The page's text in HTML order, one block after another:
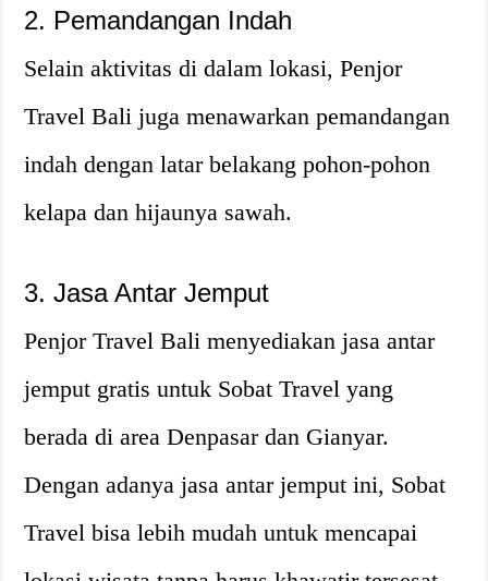
2. Pemandangan Indah
Selain aktivitas di dalam lokasi, Penjor
Travel Bali juga menawarkan pemandangan
indah dengan latar belakang pohon-pohon
kelapa dan hijaunya sawah.
3. Jasa Antar Jemput
Penjor Travel Bali menyediakan jasa antar
jemput gratis untuk Sobat Travel yang
berada di area Denpasar dan Gianyar.
Dengan adanya jasa antar jemput ini, Sobat
Travel bisa lebih mudah untuk mencapai